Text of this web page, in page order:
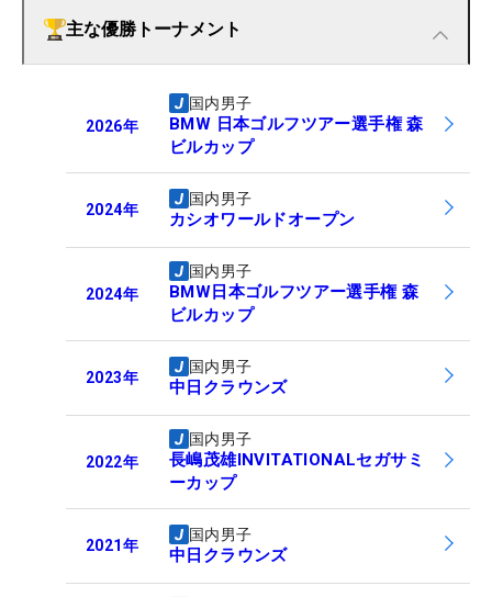
主な優勝トーナメント
2026年
国内男子
BMW 日本ゴルフツアー選手権 森
ビルカップ
2024年
国内男子
カシオワールドオープン
2024年
国内男子
BMW日本ゴルフツアー選手権 森
ビルカップ
2023年
国内男子
中日クラウンズ
2022年
国内男子
長嶋茂雄INVITATIONALセガサミ
ーカップ
2021年
国内男子
中日クラウンズ